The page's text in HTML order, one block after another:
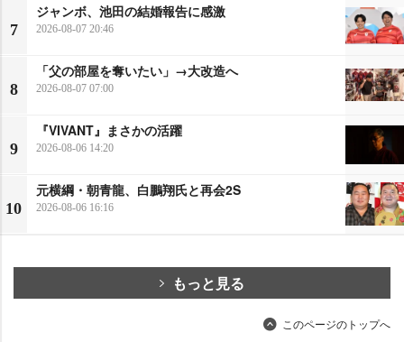
7
ジャンボ、池田の結婚報告に感激
2026-08-07 20:46
8
「父の部屋を奪いたい」→大改造へ
2026-08-07 07:00
9
『VIVANT』まさかの活躍
2026-08-06 14:20
10
元横綱・朝青龍、白鵬翔氏と再会2S
2026-08-06 16:16
もっと見る
このページのトップへ